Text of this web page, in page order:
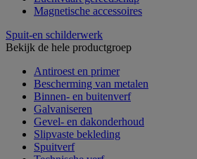
Magnetische accessoires
Spuit-en schilderwerk
Bekijk de hele productgroep
Antiroest en primer
Bescherming van metalen
Binnen- en buitenverf
Galvaniseren
Gevel- en dakonderhoud
Slipvaste bekleding
Spuitverf